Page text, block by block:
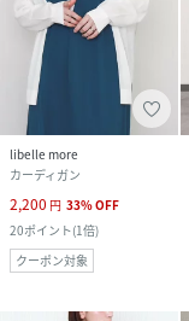
libelle more
カーディガン
2,200 円 33%OFF
20ポイント(1倍)
クーポン対象